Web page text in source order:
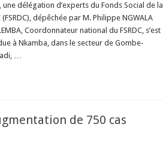
une délégation d’experts du Fonds Social de la
(FSRDC), dépêchée par M. Philippe NGWALA
Coordonnateur national du FSRDC, s’est
à Nkamba, dans le secteur de Gombe-
…
de 750 cas